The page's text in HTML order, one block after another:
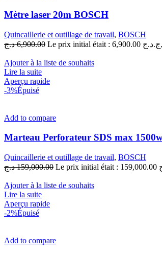
Mètre laser 20m BOSCH
Quincaillerie et outillage de travail, BOSCH
6,900.00 د.ج Le prix initial était : 6,900.00 د.ج.
Ajouter à la liste de souhaits
Lire la suite
Aperçu rapide
-3%Épuisé
Add to compare
Marteau Perforateur SDS max
Quincaillerie et outillage de travail, BOSCH
159,000.00 د.ج
Ajouter à la liste de souhaits
Lire la suite
Aperçu rapide
-2%Épuisé
Add to compare